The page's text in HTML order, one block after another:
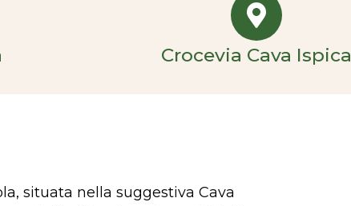
Crocevia Cava Ispica
situata nella suggestiva Cava